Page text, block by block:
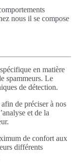
nous il se compose
en matière
spammeurs. Le
de détection.
de préciser à nos
et de la
de confort aux
différents